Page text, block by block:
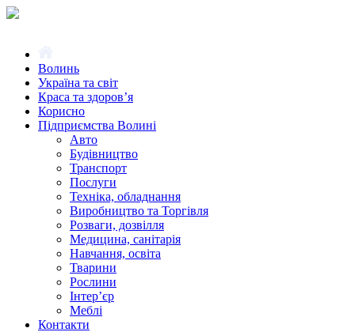
Волинь
Україна та світ
Краса та здоров’я
Корисно
Підприємства Волині
Авто
Будівництво
Транспорт
Послуги
Техніка, обладнання
Виробництво та Торгівля
Розваги, дозвілля
Медицина, санітарія
Навчання, освіта
Тварини
Рослини
Інтер’єр
Меблі
Контакти